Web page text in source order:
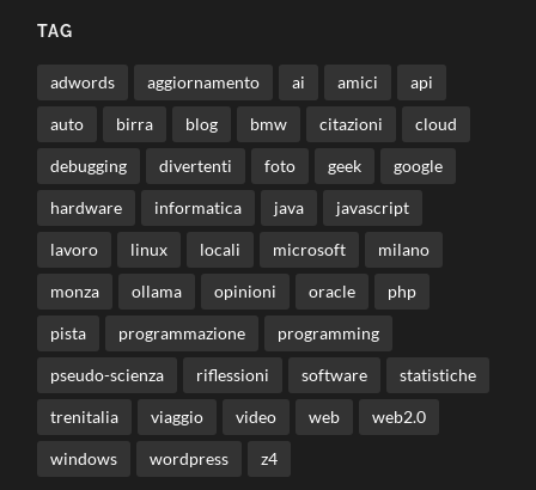
TAG
adwords aggiornamento ai amici api
auto birra blog bmw citazioni cloud
debugging divertenti foto geek google
hardware informatica java javascript
lavoro linux locali microsoft milano
monza ollama opinioni oracle php
pista programmazione programming
pseudo-scienza riflessioni software statistiche
trenitalia viaggio video web web2.0
windows wordpress z4